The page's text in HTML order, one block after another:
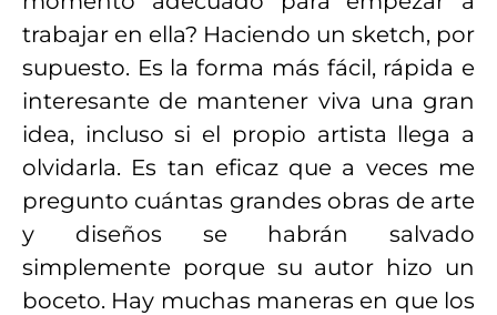
trabajar en ella? Haciendo un sketch, por
supuesto. Es la forma más fácil, rápida e
interesante de mantener viva una gran
idea, incluso si el propio artista llega a
olvidarla. Es tan eficaz que a veces me
pregunto cuántas grandes obras de arte
y diseños se habrán salvado
simplemente porque su autor hizo un
boceto. Hay muchas maneras en que los